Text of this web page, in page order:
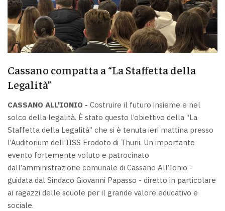
Cassano compatta a “La Staffetta della
Legalità”
CASSANO ALL'IONIO - Costruire il futuro insieme e nel
solco della legalità. È stato questo l’obiettivo della “La
Staffetta della Legalità” che si è tenuta ieri mattina presso
l’Auditorium dell’IISS Erodoto di Thurii. Un importante
evento fortemente voluto e patrocinato
dall’amministrazione comunale di Cassano All’Ionio -
guidata dal Sindaco Giovanni Papasso - diretto in particolare
ai ragazzi delle scuole per il grande valore educativo e
sociale.